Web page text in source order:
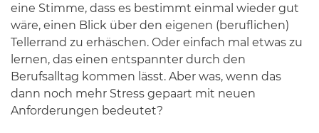
eine Stimme, dass es bestimmt einmal wieder gut
wäre, einen Blick über den eigenen (beruflichen)
Tellerrand zu erhäschen. Oder einfach mal etwas zu
lernen, das einen entspannter durch den
Berufsalltag kommen lässt. Aber was, wenn das
dann noch mehr Stress gepaart mit neuen
Anforderungen bedeutet?